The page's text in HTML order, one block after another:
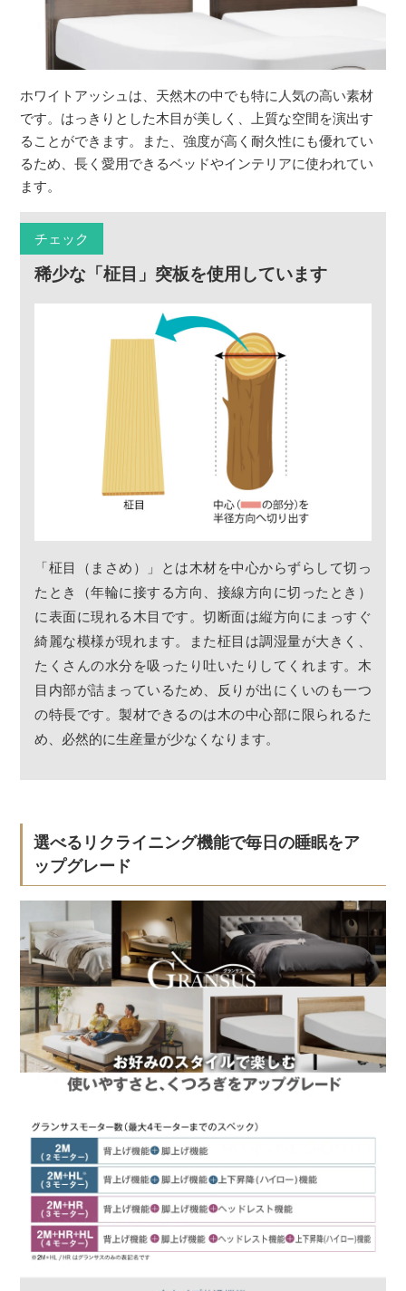
ホワイトアッシュは、天然木の中でも特に人気の高い素材
です。はっきりとした木目が美しく、上質な空間を演出す
ることができます。また、強度が高く耐久性にも優れてい
るため、長く愛用できるベッドやインテリアに使われてい
ます。
チェック
稀少な「柾目」突板を使用しています
「柾目（まさめ）」とは木材を中心からずらして切っ
たとき（年輪に接する方向、接線方向に切ったとき）
に表面に現れる木目です。切断面は縦方向にまっすぐ
綺麗な模様が現れます。また柾目は調湿量が大きく、
たくさんの水分を吸ったり吐いたりしてくれます。木
目内部が詰まっているため、反りが出にくいのも一つ
の特長です。製材できるのは木の中心部に限られるた
め、必然的に生産量が少なくなります。
選べるリクライニング機能で毎日の睡眠をア
ップグレード